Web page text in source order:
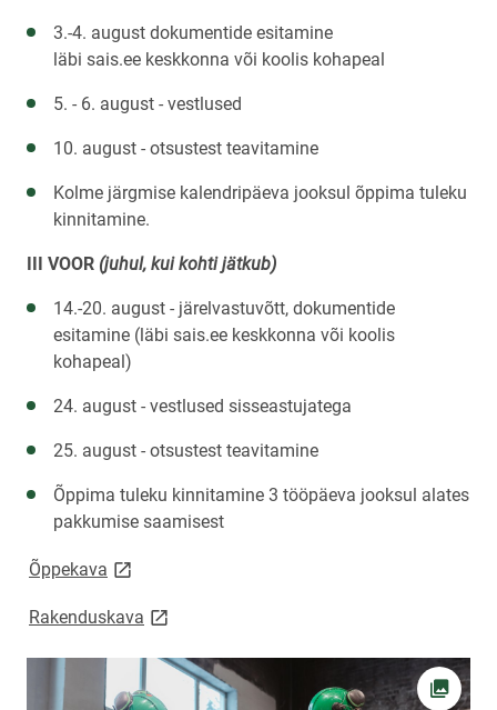
3.-4. august dokumentide esitamine
läbi sais.ee keskkonna või koolis kohapeal
5. - 6. august - vestlused
10. august - otsustest teavitamine
Kolme järgmise kalendripäeva jooksul õppima tuleku
kinnitamine.
III VOOR (juhul, kui kohti jätkub)
14.-20. august - järelvastuvõtt, dokumentide
esitamine (läbi sais.ee keskkonna või koolis
kohapeal)
24. august - vestlused sisseastujatega
25. august - otsustest teavitamine
Õppima tuleku kinnitamine 3 tööpäeva jooksul alates
pakkumise saamisest
Õppekava link opens on new page
Rakenduskava link opens on new page
Ava